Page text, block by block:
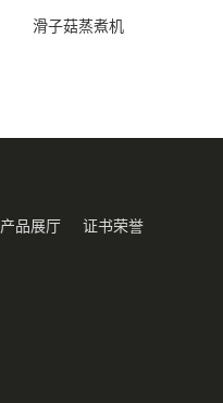
滑子菇蒸煮机
产品展厅 证书荣誉